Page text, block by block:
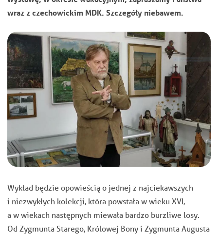
wraz z czechowickim MDK. Szczegóły niebawem.
Wykład będzie opowieścią o jednej z najciekawszych
i niezwykłych kolekcji, która powstała w wieku XVI,
a w wiekach następnych miewała bardzo burzliwe losy.
Od Zygmunta Starego, Królowej Bony i Zygmunta Augusta